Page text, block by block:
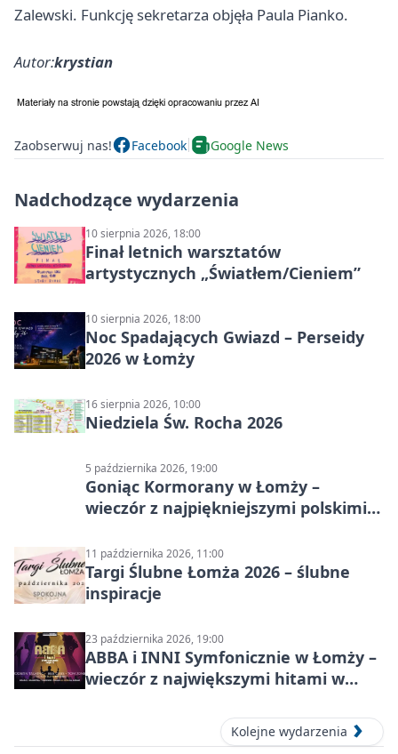
Zalewski. Funkcję sekretarza objęła Paula Pianko.
Autor:krystian
Zaobserwuj nas! Facebook Google News
Nadchodzące wydarzenia
10 sierpnia 2026, 18:00
Finał letnich warsztatów
artystycznych „Światłem/Cieniem”
10 sierpnia 2026, 18:00
Noc Spadających Gwiazd – Perseidy
2026 w Łomży
16 sierpnia 2026, 10:00
Niedziela Św. Rocha 2026
5 października 2026, 19:00
Goniąc Kormorany w Łomży –
wieczór z najpiękniejszymi polskimi
11 października 2026, 11:00
Targi Ślubne Łomża 2026 – ślubne
inspiracje
23 października 2026, 19:00
ABBA i INNI Symfonicznie w Łomży –
wieczór z największymi hitami w
Kolejne wydarzenia